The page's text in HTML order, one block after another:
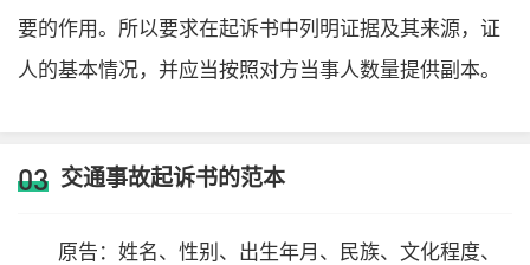
要的作用。所以要求在起诉书中列明证据及其来源，证
人的基本情况，并应当按照对方当事人数量提供副本。
03 交通事故起诉书的范本
原告：姓名、性别、出生年月、民族、文化程度、